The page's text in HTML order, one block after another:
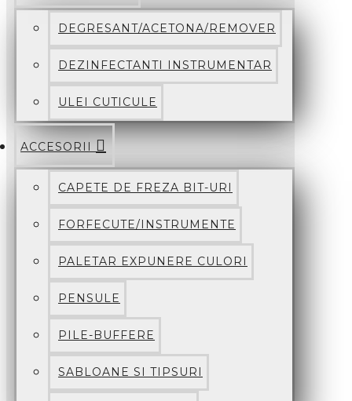
DEGRESANT/ACETONA/REMOVER
DEZINFECTANTI INSTRUMENTAR
ULEI CUTICULE
ACCESORII
CAPETE DE FREZA BIT-URI
FORFECUTE/INSTRUMENTE
PALETAR EXPUNERE CULORI
PENSULE
PILE-BUFFERE
SABLOANE SI TIPSURI